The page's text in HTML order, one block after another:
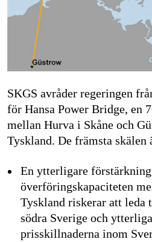
SKGS avråder regeringen
för Hansa Power Bridge, en
mellan Hurva i Skåne och
Tyskland. De främsta skälen
En ytterligare
överföringskapaciteten
Tyskland riskerar att leda
södra Sverige och
prisskillnaderna inom